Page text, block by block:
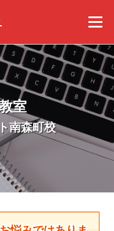
メニ
室
南森町校